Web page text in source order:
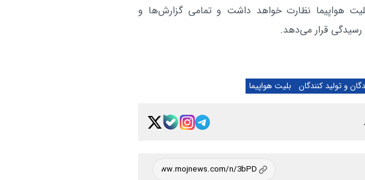
هواپیما نظارت خواهد داشت و تمامی گزارش‌ها و
رسیدگی قرار می‌دهد.
و تولید کنندگان بلیت هواپیما